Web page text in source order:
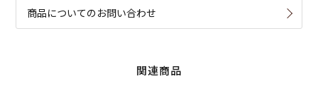
商品についてのお問い合わせ
関連商品